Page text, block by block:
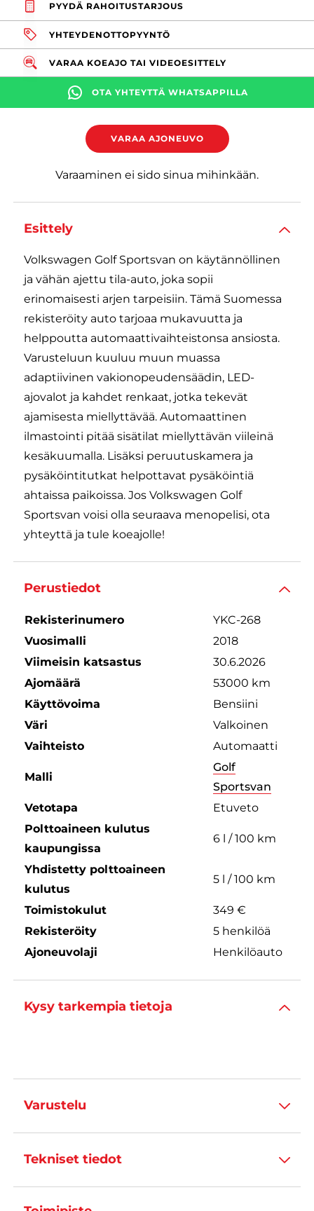
PYYDÄ RAHOITUSTARJOUS
YHTEYDENOTTOPYYNTÖ
VARAA KOEAJO TAI VIDEOESITTELY
OTA YHTEYTTÄ WHATSAPPILLA
VARAA AJONEUVO
Varaaminen ei sido sinua mihinkään.
Esittely
Volkswagen Golf Sportsvan on käytännöllinen
ja vähän ajettu tila-auto, joka sopii
erinomaisesti arjen tarpeisiin. Tämä Suomessa
rekisteröity auto tarjoaa mukavuutta ja
helppoutta automaattivaihteistonsa ansiosta.
Varusteluun kuuluu muun muassa
adaptiivinen vakionopeudensäädin, LED-
ajovalot ja kahdet renkaat, jotka tekevät
ajamisesta miellyttävää. Automaattinen
ilmastointi pitää sisätilat miellyttävän viileinä
kesäkuumalla. Lisäksi peruutuskamera ja
pysäköintitutkat helpottavat pysäköintiä
ahtaissa paikoissa. Jos Volkswagen Golf
Sportsvan voisi olla seuraava menopelisi, ota
yhteyttä ja tule koeajolle!
Perustiedot
Rekisterinumero
YKC-268
Vuosimalli
2018
Viimeisin katsastus
30.6.2026
Ajomäärä
53000 km
Käyttövoima
Bensiini
Väri
Valkoinen
Vaihteisto
Automaatti
Malli
Golf
Sportsvan
Vetotapa
Etuveto
Polttoaineen kulutus
kaupungissa
6 l / 100 km
Yhdistetty polttoaineen
kulutus
5 l / 100 km
Toimistokulut
349 €
Rekisteröity
5 henkilöä
Ajoneuvolaji
Henkilöauto
Kysy tarkempia tietoja
Varustelu
Tekniset tiedot